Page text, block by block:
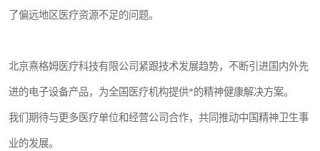
了偏远地区医疗资源不足的问题。
北京熹格姆医疗科技有限公司紧跟技术发展趋势，不断引进国内外先
进的电子设备产品，为全国医疗机构提供*的精神健康解决方案。
我们期待与更多医疗单位和经营公司合作，共同推动中国精神卫生事
业的发展。